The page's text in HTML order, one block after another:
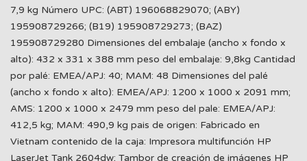
7,9 kg Número UPC: (ABT) 196068829070; (ABY)
195908729266; (B19) 195908729273; (BAZ)
195908729280 Dimensiones del embalaje (ancho x fondo x
alto): 432 x 331 x 388 mm peso del embalaje: 9,8kg Cantidad
por palé: EMEA/APJ: 40; MAM: 48 Dimensiones del palé
(ancho x fondo x alto): EMEA/APJ: 1200 x 1000 x 2091 mm;
AMS: 1200 x 1000 x 2479 mm peso del pale: EMEA/APJ:
412,5 kg; MAM: 490,9 kg pais de origen: Fabricado en
Vietnam contenido de la caja: Impresora multifunción HP
LaserJet Tank 2604dw; Tambor de creación de imágenes HP